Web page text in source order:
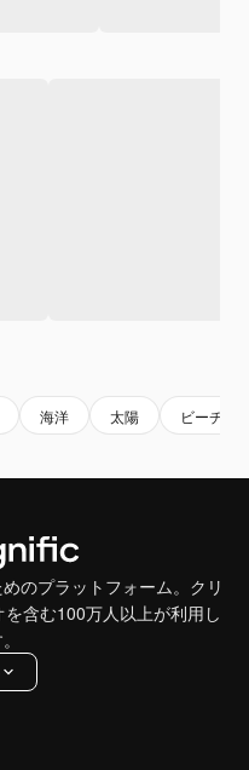
海洋 太陽 ビーチ
のプラットフォーム。クリ
含む100万人以上が利用し